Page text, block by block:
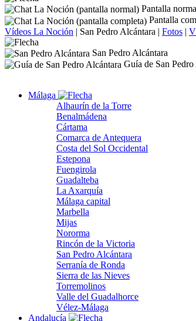
Pantalla
Pantalla
Vídeos La Noción | San Pedro Alcántara | Fotos |
San Pedro Alcántara
Guía de San Pedro
Málaga
Alhaurín de la Torre
Benalmádena
Cártama
Comarca de Antequera
Costa del Sol Occidental
Estepona
Fuengirola
Guadalteba
La Axarquía
Málaga capital
Marbella
Mijas
Nororma
Rincón de la Victoria
San Pedro Alcántara
Serranía de Ronda
Sierra de las Nieves
Torremolinos
Valle del Guadalhorce
Vélez-Málaga
Andalucía